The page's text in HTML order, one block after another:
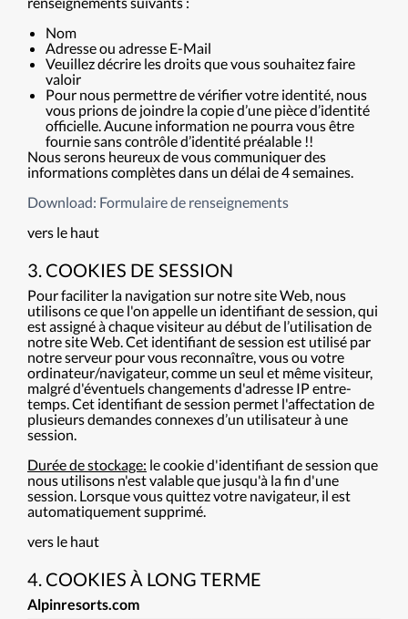
Nom
Adresse ou adresse E-Mail
Veuillez décrire les droits que vous souhaitez faire
valoir
Pour nous permettre de vérifier votre identité, nous
vous prions de joindre la copie d’une pièce d’identité
officielle. Aucune information ne pourra vous être
fournie sans contrôle d’identité préalable !!
Nous serons heureux de vous communiquer des
informations complètes dans un délai de 4 semaines.
Download: Formulaire de renseignements
vers le haut
3. COOKIES DE SESSION
Pour faciliter la navigation sur notre site Web, nous
utilisons ce que l'on appelle un identifiant de session, qui
est assigné à chaque visiteur au début de l’utilisation de
notre site Web. Cet identifiant de session est utilisé par
notre serveur pour vous reconnaître, vous ou votre
ordinateur/navigateur, comme un seul et même visiteur,
malgré d'éventuels changements d'adresse IP entre-
temps. Cet identifiant de session permet l'affectation de
plusieurs demandes connexes d’un utilisateur à une
session.
Durée de stockage: le cookie d'identifiant de session que
nous utilisons n'est valable que jusqu'à la fin d'une
session. Lorsque vous quittez votre navigateur, il est
automatiquement supprimé.
vers le haut
4. COOKIES À LONG TERME
Alpinresorts.com